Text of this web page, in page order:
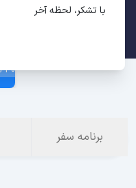
30 مرداد
برنامه سفر
با تشکر، لحظه آخر